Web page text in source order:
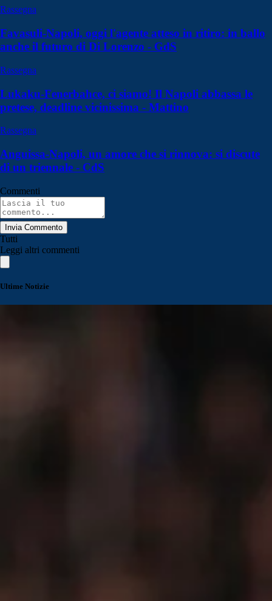
Rassegna
Favasuli-Napoli, oggi l'agente atteso in ritiro: in ballo
anche il futuro di Di Lorenzo - GdS
Rassegna
Lukaku-Fenerbahce, ci siamo! Il Napoli abbassa le
pretese, deadline vicinissima - Mattino
Rassegna
Anguissa-Napoli, un amore che si rinnova: si discute
di un triennale - CdS
Commenti
Invia Commento
Tutti
Leggi altri commenti
Ultime Notizie